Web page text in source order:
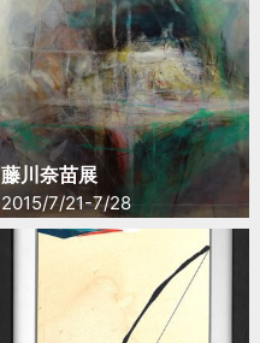
藤川奈苗展
2015/7/21-7/28